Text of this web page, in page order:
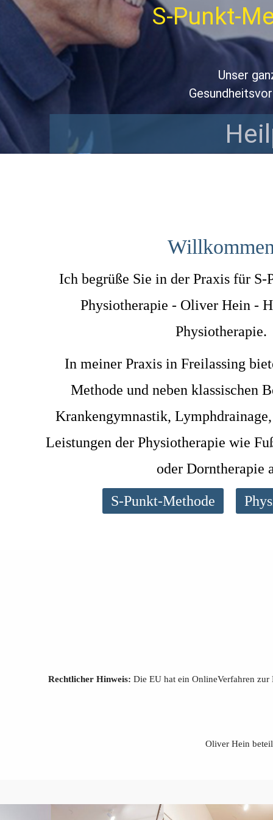
ganzheitlich ausgerichtetes Praxiskonzept
und ein breites Spektrum an modernen
für
&
Ich begrüße Sie in der Praxis für S-
Physiotherapie - Oliver Hein -
Physiotherapie.
In meiner Praxis in Freilassing
Methode und neben klassischen
Krankengymnastik,
Leistungen der Physiotherapie wie
oder Dorntherapie
S-Punkt-Methode
Rechtlicher Hinweis: Die EU hat ein OnlineVerfahren
Oliver Hein